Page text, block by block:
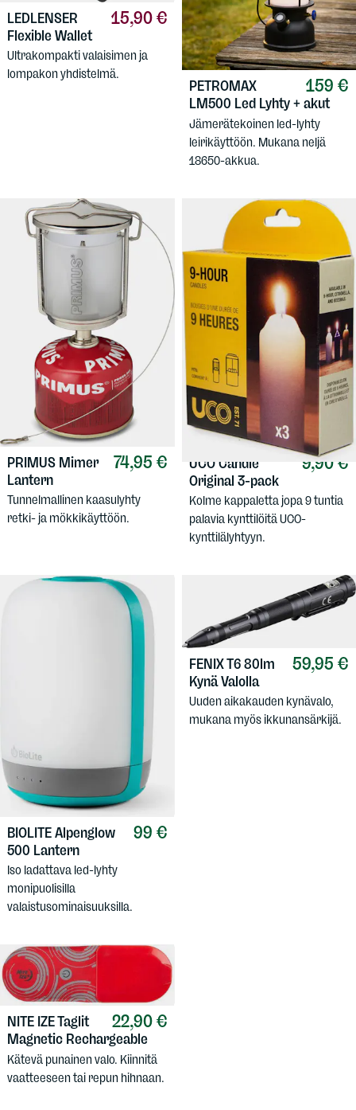
15,90 €
LEDLENSER
Flexible Wallet
Ultrakompakti valaisimen ja
lompakon yhdistelmä.
159 €
PETROMAX
LM500 Led Lyhty + akut
Jämerätekoinen led-lyhty
leirikäyttöön. Mukana neljä
18650-akkua.
74,95 €
PRIMUS Mimer
Lantern
Tunnelmallinen kaasulyhty
retki- ja mökkikäyttöön.
9,90 €
UCOCandle
Original 3-pack
Kolme kappaletta jopa 9 tuntia
palavia kynttilöitä UCO-
kynttilälyhtyyn.
99 €
BIOLITEAlpenglow
500 Lantern
Iso ladattava led-lyhty
monipuolisilla
valaistusominaisuuksilla.
59,95 €
FENIXT6 80lm
Kynä Valolla
Uuden aikakauden kynävalo,
mukana myös ikkunansärkijä.
22,90 €
NITE IZETaglit
Magnetic Rechargeable
Kätevä punainen valo. Kiinnitä
vaatteeseen tai repun hihnaan.